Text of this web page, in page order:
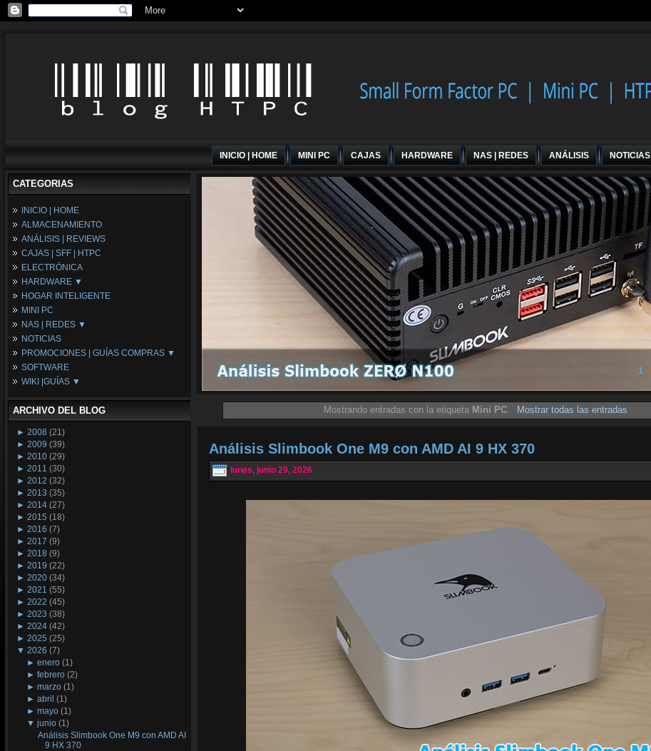
INICIO | HOME MINI PC CAJAS HARDWARE NAS | REDES ANÁLISIS NOTICIAS
CATEGORIAS
INICIO | HOME
ALMACENAMIENTO
ANÁLISIS | REVIEWS
CAJAS | SFF | HTPC
ELECTRÓNICA
HARDWARE ▼
Fuentes de Alimentación
Memória RAM
Placas Base
Procesadores
Periféricos
Refrigeración
Tarjetas Gráficas
HOGAR INTELIGENTE
MINI PC
NAS | REDES ▼
NAS
Espacio Synology
Redes
NOTICIAS
PROMOCIONES | GUÍAS COMPRAS ▼
Configuraciones Ordenadores
Guías de Compras
SOFTWARE
WIKI |GUÍAS ▼
Wikipedia
ARCHIVO DEL BLOG
► 2008 (21)
► 2009 (39)
► 2010 (29)
► 2011 (30)
► 2012 (32)
► 2013 (35)
► 2014 (27)
► 2015 (18)
► 2016 (7)
► 2017 (9)
► 2018 (9)
► 2019 (22)
► 2020 (34)
► 2021 (55)
► 2022 (45)
► 2023 (38)
► 2024 (42)
► 2025 (25)
▼ 2026 (7)
►enero (1)
►febrero (2)
►marzo (1)
►abril (1)
►mayo (1)
▼junio (1)
Análisis Slimbook One M9 con AMD AI
9 HX 370
1
Mostrando entradas con la etiqueta Mini PC Mostrar todas las entradas
Análisis Slimbook One M9 con AMD AI 9 HX 370
lunes, junio 29, 2026